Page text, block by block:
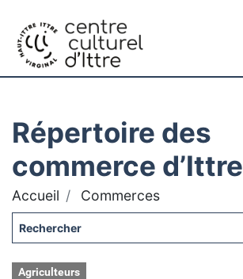
Répertoire des
commerce d’Ittre
Accueil Commerces
Agriculteurs